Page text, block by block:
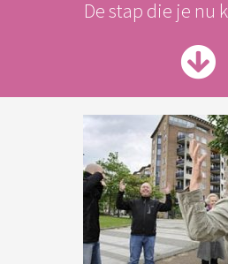
De stap die je nu